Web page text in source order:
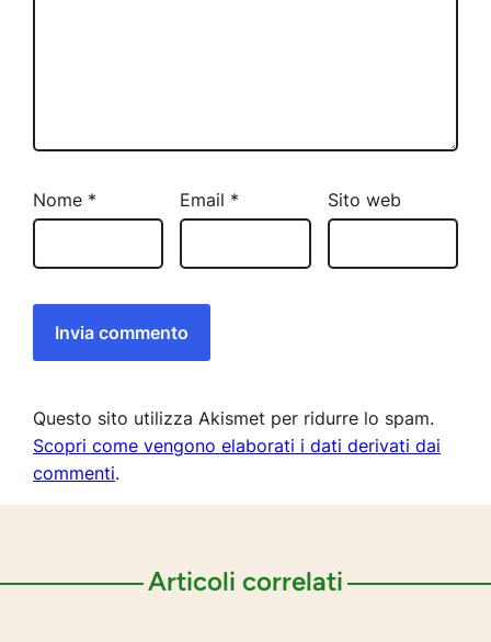
Nome * Email * Sito web
Questo sito utilizza Akismet per ridurre lo spam.
Scopri come vengono elaborati i dati derivati dai
commenti.
Articoli correlati